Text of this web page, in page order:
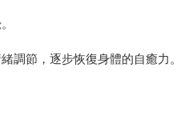
調節，逐步恢復身體的自癒力。